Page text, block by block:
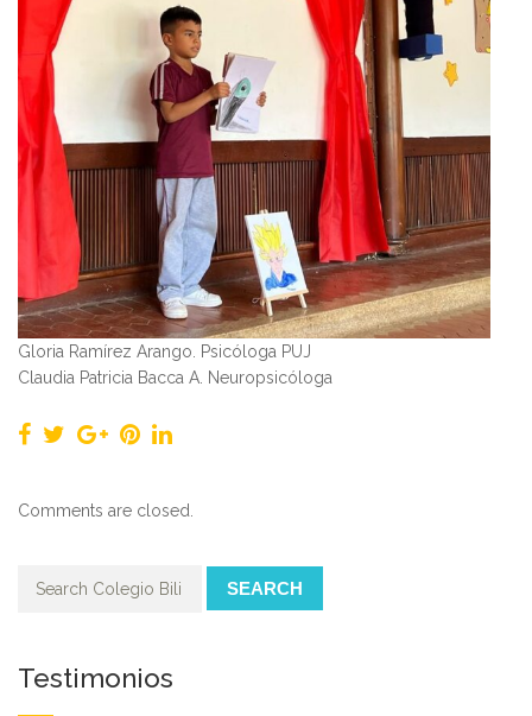
Gloria Ramírez Arango. Psicóloga PUJ
Claudia Patricia Bacca A. Neuropsicóloga
Comments are closed.
SEARCH
Testimonios